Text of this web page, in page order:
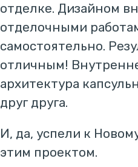
отделке. Дизайном
отделочными
самостоятельно.
отличным!
архитектура
друг друга.
И, да, успели к
этим проектом.